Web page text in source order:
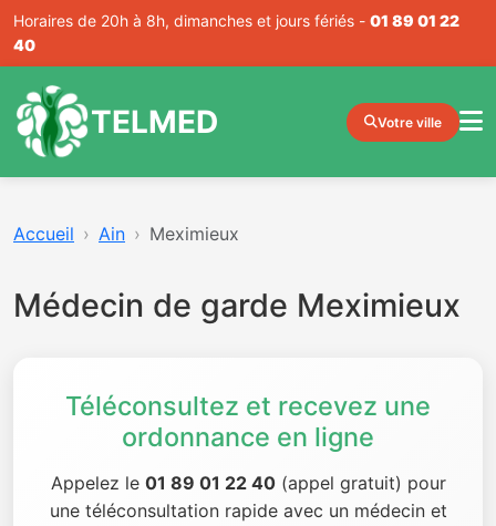
Horaires de 20h à 8h, dimanches et jours fériés - 01 89 01 22
40
TELMED Votre ville
Accueil Ain Meximieux
Médecin de garde Meximieux
Téléconsultez et recevez une
ordonnance en ligne
Appelez le 01 89 01 22 40(appel gratuit) pour
une téléconsultation rapide avec un médecin et